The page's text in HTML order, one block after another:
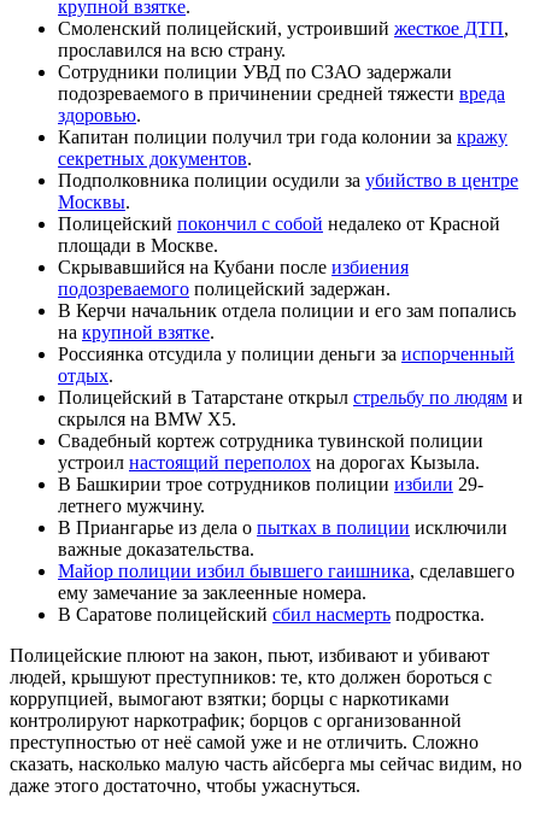
крупной взятке.
Смоленский полицейский, устроивший жесткое ДТП,
прославился на всю страну.
Сотрудники полиции УВД по СЗАО задержали
подозреваемого в причинении средней тяжести вреда
здоровью.
Капитан полиции получил три года колонии за кражу
секретных документов.
Подполковника полиции осудили за убийство в центре
Москвы.
Полицейский покончил с собой недалеко от Красной
площади в Москве.
Скрывавшийся на Кубани после избиения
подозреваемого полицейский задержан.
В Керчи начальник отдела полиции и его зам попались
на крупной взятке.
Россиянка отсудила у полиции деньги за испорченный
отдых.
Полицейский в Татарстане открыл стрельбу по людям и
скрылся на BMW X5.
Свадебный кортеж сотрудника тувинской полиции
устроил настоящий переполох на дорогах Кызыла.
В Башкирии трое сотрудников полиции избили 29-
летнего мужчину.
В Приангарье из дела о пытках в полиции исключили
важные доказательства.
Майор полиции избил бывшего гаишника, сделавшего
ему замечание за заклеенные номера.
В Саратове полицейский сбил насмерть подростка.
Полицейские плюют на закон, пьют, избивают и убивают
людей, крышуют преступников: те, кто должен бороться с
коррупцией, вымогают взятки; борцы с наркотиками
контролируют наркотрафик; борцов с организованной
преступностью от неё самой уже и не отличить. Сложно
сказать, насколько малую часть айсберга мы сейчас видим, но
даже этого достаточно, чтобы ужаснуться.